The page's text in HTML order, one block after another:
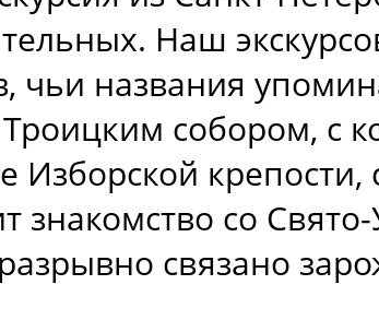
Наш
чьи названия
собором, с
крепости,
знакомство со
связано